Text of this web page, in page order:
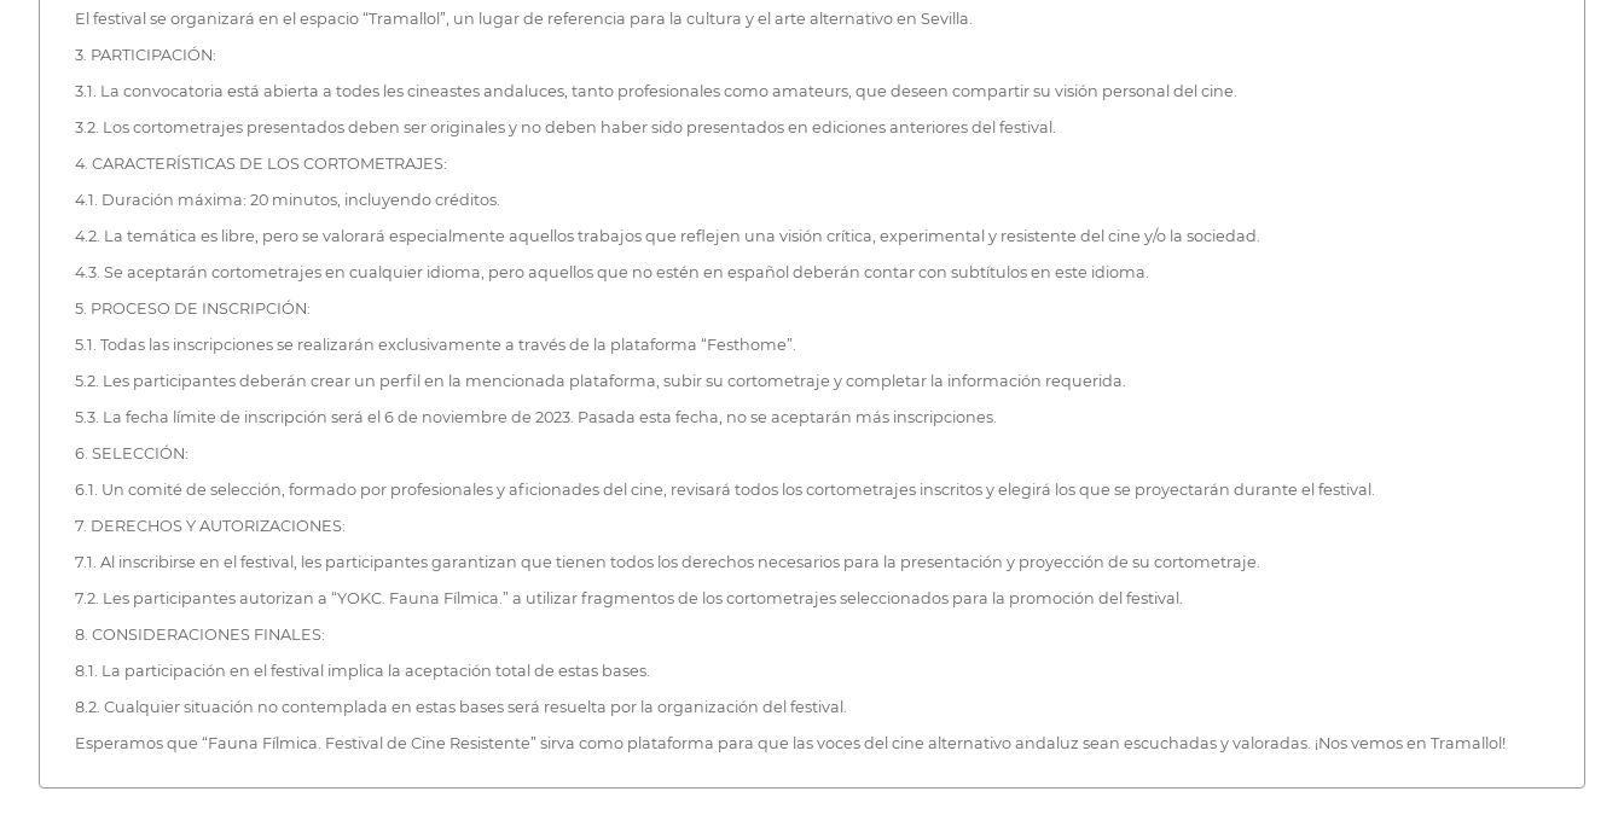
El festival se organizará en el espacio “Tramallol”, un lugar de referencia para la cultura y el arte alternativo en Sevilla.
3. PARTICIPACIÓN:
3.1. La convocatoria está abierta a todes les cineastes andaluces, tanto profesionales como amateurs, que deseen compartir su visión personal del cine.
3.2. Los cortometrajes presentados deben ser originales y no deben haber sido presentados en ediciones anteriores del festival.
4. CARACTERÍSTICAS DE LOS CORTOMETRAJES:
4.1. Duración máxima: 20 minutos, incluyendo créditos.
4.2. La temática es libre, pero se valorará especialmente aquellos trabajos que reflejen una visión crítica, experimental y resistente del cine y/o la sociedad.
4.3. Se aceptarán cortometrajes en cualquier idioma, pero aquellos que no estén en español deberán contar con subtítulos en este idioma.
5. PROCESO DE INSCRIPCIÓN:
5.1. Todas las inscripciones se realizarán exclusivamente a través de la plataforma “Festhome”.
5.2. Les participantes deberán crear un perfil en la mencionada plataforma, subir su cortometraje y completar la información requerida.
5.3. La fecha límite de inscripción será el 6 de noviembre de 2023. Pasada esta fecha, no se aceptarán más inscripciones.
6. SELECCIÓN:
6.1. Un comité de selección, formado por profesionales y aficionades del cine, revisará todos los cortometrajes inscritos y elegirá los que se proyectarán durante el festival.
7. DERECHOS Y AUTORIZACIONES:
7.1. Al inscribirse en el festival, les participantes garantizan que tienen todos los derechos necesarios para la presentación y proyección de su cortometraje.
7.2. Les participantes autorizan a “YOKC. Fauna Fílmica.” a utilizar fragmentos de los cortometrajes seleccionados para la promoción del festival.
8. CONSIDERACIONES FINALES:
8.1. La participación en el festival implica la aceptación total de estas bases.
8.2. Cualquier situación no contemplada en estas bases será resuelta por la organización del festival.
Esperamos que “Fauna Fílmica. Festival de Cine Resistente” sirva como plataforma para que las voces del cine alternativo andaluz sean escuchadas y valoradas. ¡Nos vemos en Tramallol!